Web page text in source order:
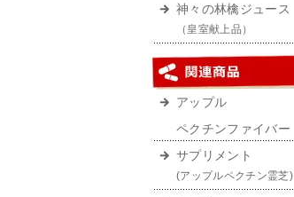
神々の林檎ジュース
（皇室献上品）
アップル
ペクチンファイバー
サプリメント
(アップルペクチン霊芝)